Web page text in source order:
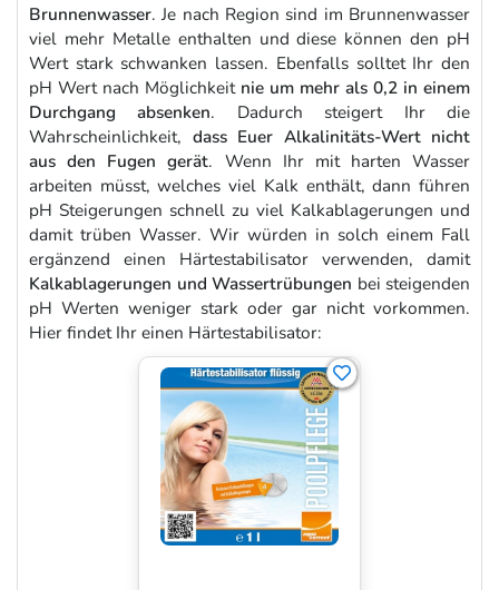
Brunnenwasser. Je nach Region sind im Brunnenwasser
viel mehr Metalle enthalten und diese können den pH
Wert stark schwanken lassen. Ebenfalls solltet Ihr den
pH Wert nach Möglichkeit nie um mehr als 0,2 in einem
Durchgang absenken. Dadurch steigert Ihr die
Wahrscheinlichkeit, dass Euer Alkalinitäts-Wert nicht
aus den Fugen gerät. Wenn Ihr mit harten Wasser
arbeiten müsst, welches viel Kalk enthält, dann führen
pH Steigerungen schnell zu viel Kalkablagerungen und
damit trüben Wasser. Wir würden in solch einem Fall
ergänzend einen Härtestabilisator verwenden, damit
Kalkablagerungen und Wassertrübungen bei steigenden
pH Werten weniger stark oder gar nicht vorkommen.
Hier findet Ihr einen Härtestabilisator: